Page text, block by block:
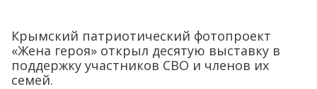
Крымский патриотический фотопроект
«Жена героя» открыл десятую выставку в
поддержку участников СВО и членов их
семей.